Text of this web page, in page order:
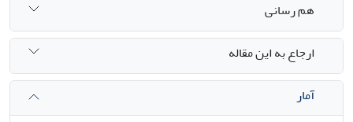
هم رسانی
ارجاع به این مقاله
آمار